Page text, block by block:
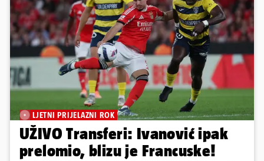
LJETNI PRIJELAZNI ROK
UŽIVO Transferi: Ivanović ipak
prelomio, blizu je Francuske!